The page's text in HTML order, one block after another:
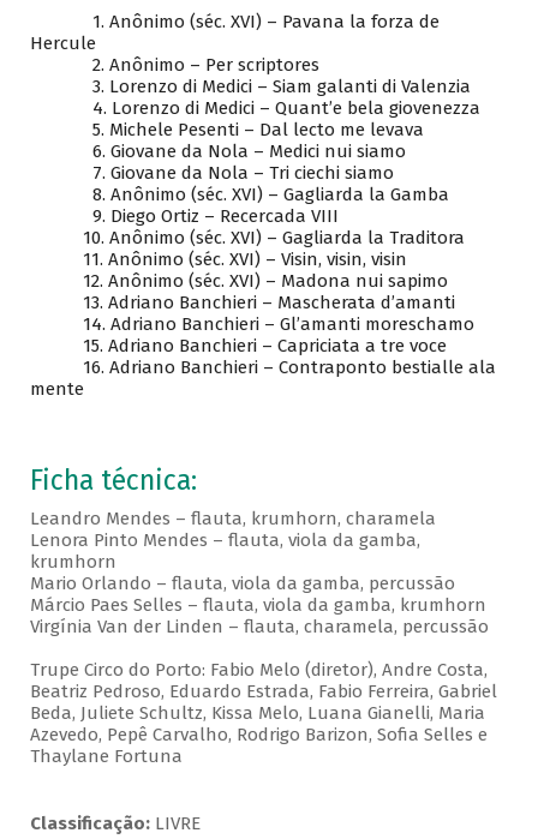
1. Anônimo (séc. XVI) – Pavana la forza de
Hercule
2. Anônimo – Per scriptores
3. Lorenzo di Medici – Siam galanti di Valenzia
4. Lorenzo di Medici – Quant’e bela giovenezza
5. Michele Pesenti – Dal lecto me levava
6. Giovane da Nola – Medici nui siamo
7. Giovane da Nola – Tri ciechi siamo
8. Anônimo (séc. XVI) – Gagliarda la Gamba
9. Diego Ortiz – Recercada VIII
10. Anônimo (séc. XVI) – Gagliarda la Traditora
11. Anônimo (séc. XVI) – Visin, visin, visin
12. Anônimo (séc. XVI) – Madona nui sapimo
13. Adriano Banchieri – Mascherata d’amanti
14. Adriano Banchieri – Gl’amanti moreschamo
15. Adriano Banchieri – Capriciata a tre voce
16. Adriano Banchieri – Contraponto bestialle ala
mente
Ficha técnica:
Leandro Mendes – flauta, krumhorn, charamela
Lenora Pinto Mendes – flauta, viola da gamba,
krumhorn
Mario Orlando – flauta, viola da gamba, percussão
Márcio Paes Selles – flauta, viola da gamba, krumhorn
Virgínia Van der Linden – flauta, charamela, percussão
Trupe Circo do Porto: Fabio Melo (diretor), Andre Costa,
Beatriz Pedroso, Eduardo Estrada, Fabio Ferreira, Gabriel
Beda, Juliete Schultz, Kissa Melo, Luana Gianelli, Maria
Azevedo, Pepê Carvalho, Rodrigo Barizon, Sofia Selles e
Thaylane Fortuna
Classificação:LIVRE